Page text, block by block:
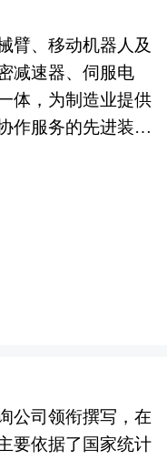
性要求不断提升，
定运行的“神
映了一个国家高
力。未来，随着新
监测、自诊断功能
衔撰写，在大量周
了国家统计局、国
济信息中心、国务
、全国商业信息中
国行业研究网、国
特种电缆行业研究
争格局、赢利水
告重点分析了特种
战略、经营状况
： 1、创业板上市
获得资本扩展业
的股票在买卖时有
购股权作为奖励和
提高公司（发行
取顾客信供应商的
有助于银行以较有
板上市发行人的披
得以提高，藉以改
系统，公司运作更
筹集资本，使企
深圳企业板、美国
每个市场的创业板
。 在这里我们就
臂、移动机器人及
减速器、伺服电
体，为制造业提供
作服务的先进装备
横跨核心零部件、
服务等多个环节，
划、力觉感知、视
具有显著的技术密
专及产业带动性强
正从传统的汽车、
制造强国建设、新
于由跟跑并跑向并
面，我国已成为全
公司领衔撰写，在
要依据了国家统计